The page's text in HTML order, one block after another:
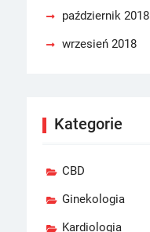
październik 2018
wrzesień 2018
Kategorie
CBD
Ginekologia
Kardiologia